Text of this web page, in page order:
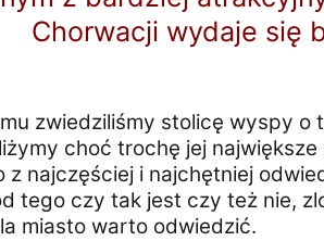
Chorwacji wydaje się
zwiedziliśmy stolicę wyspy o
choć trochę jej największe
z najczęściej i najchętniej
tego czy tak jest czy też nie,
miasto warto odwiedzić.